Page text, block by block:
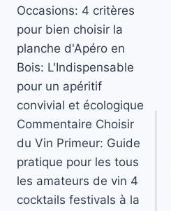
Occasions: 4 critères
pour bien choisir la
planche d'Apéro en
Bois: L'Indispensable
pour un apéritif
convivial et écologique
Commentaire Choisir
du Vin Primeur: Guide
pratique pour les tous
les amateurs de vin 4
cocktails festivals à la